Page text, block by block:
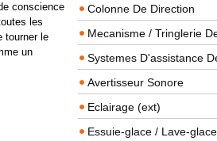
conscience
les
tourner le
un
Colonne De Direction
Mecanisme / Tringlerie
Systemes D'assistance
Avertisseur Sonore
Eclairage (ext)
Essuie-glace / Lave-glace